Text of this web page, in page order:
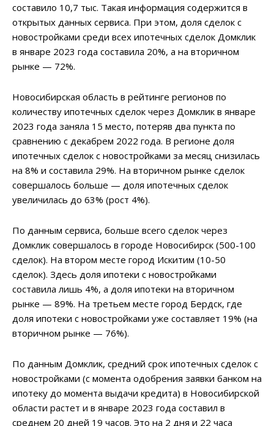
составило 10,7 тыс. Такая информация содержится в
открытых данных сервиса. При этом, доля сделок с
новостройками среди всех ипотечных сделок Домклик
в январе 2023 года составила 20%, а на вторичном
рынке — 72%.
Новосибирская область в рейтинге регионов по
количеству ипотечных сделок через Домклик в январе
2023 года заняла 15 место, потеряв два пункта по
сравнению с декабрем 2022 года. В регионе доля
ипотечных сделок с новостройками за месяц снизилась
на 8% и составила 29%. На вторичном рынке сделок
совершалось больше — доля ипотечных сделок
увеличилась до 63% (рост 4%).
По данным сервиса, больше всего сделок через
Домклик совершалось в городе Новосибирск (500-100
сделок). На втором месте город Искитим (10-50
сделок). Здесь доля ипотеки с новостройками
составила лишь 4%, а доля ипотеки на вторичном
рынке — 89%. На третьем месте город Бердск, где
доля ипотеки с новостройками уже составляет 19% (на
вторичном рынке — 76%).
По данным Домклик, средний срок ипотечных сделок с
новостройками (с момента одобрения заявки банком на
ипотеку до момента выдачи кредита) в Новосибирской
области растет и в январе 2023 года составил в
среднем 20 дней 19 часов. Это на 2 дня и 22 часа